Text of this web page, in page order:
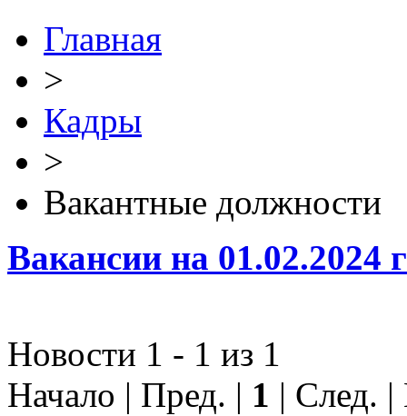
Главная
>
Кадры
>
Вакантные должности
Вакансии на 01.02.2024
Новости 1 - 1 из 1
Начало | Пред. | 1 | След.